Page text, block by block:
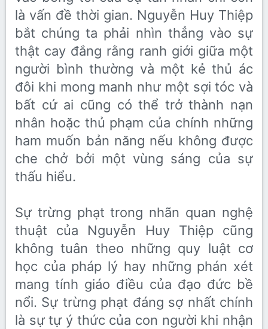
là vấn đề thời gian. Nguyễn Huy Thiệp
bắt chúng ta phải nhìn thẳng vào sự
thật cay đắng rằng ranh giới giữa một
người bình thường và một kẻ thủ ác
đôi khi mong manh như một sợi tóc và
bất cứ ai cũng có thể trở thành nạn
nhân hoặc thủ phạm của chính những
ham muốn bản năng nếu không được
che chở bởi một vùng sáng của sự
thấu hiểu.
Sự trừng phạt trong nhãn quan nghệ
thuật của Nguyễn Huy Thiệp cũng
không tuân theo những quy luật cơ
học của pháp lý hay những phán xét
mang tính giáo điều của đạo đức bề
nổi. Sự trừng phạt đáng sợ nhất chính
là sự tự ý thức của con người khi nhận